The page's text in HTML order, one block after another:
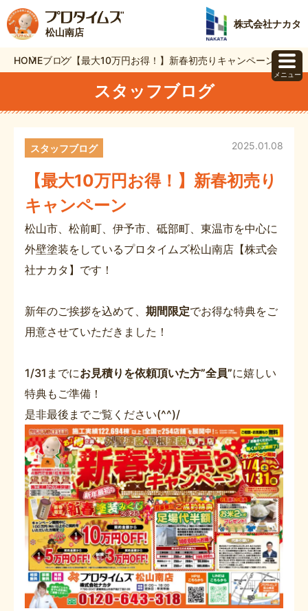
松山南店
株式会社ナカタ
HOMEブログ 【最大10万円お得！】新春初売りキャンペーン
スタッフブログ
【最大10万円お得！】新春初売り
キャンペーン
2025.01.08
スタッフブログ
松山市、松前町、伊予市、砥部町、東温市を中心に
外壁塗装をしているプロタイムズ松山南店【株式会
社ナカタ】です！
新年のご挨拶を込めて、 期間限定でお得な特典をご
用意させていただきました！
1/31までにお見積りを依頼頂いた方”全員”に嬉しい
特典もご準備！
是非最後までご覧ください(^^)/
メニュー